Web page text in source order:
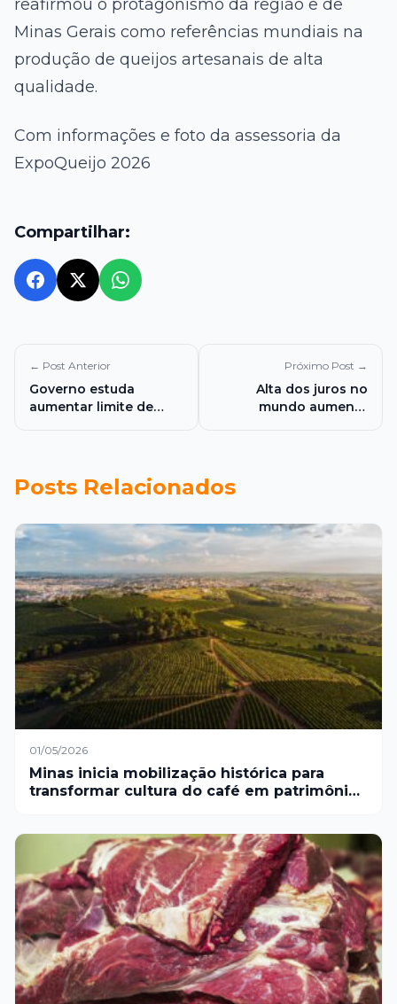
reafirmou o protagonismo da região e de
Minas Gerais como referências mundiais na
produção de queijos artesanais de alta
qualidade.
Com informações e foto da assessoria da
ExpoQueijo 2026
Compartilhar:
← Post Anterior
Governo estuda
aumentar limite de
Próximo Post →
Alta dos juros no
mundo aumenta
Posts Relacionados
01/05/2026
Minas inicia mobilização histórica para
transformar cultura do café em patrimônio